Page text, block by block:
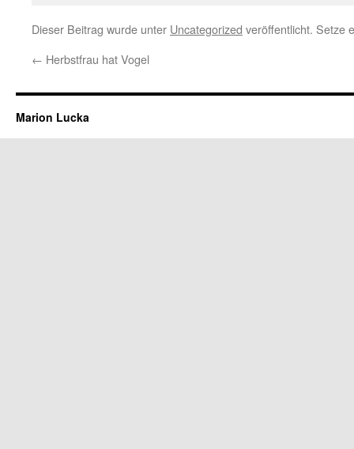
Dieser Beitrag wurde unter Uncategorized veröffentlicht. Setze
← Herbstfrau hat Vogel
Marion Lucka